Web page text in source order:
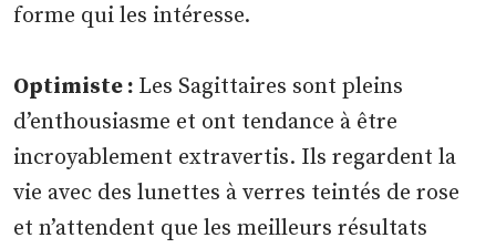
forme qui les intéresse.
Optimiste : Les Sagittaires sont pleins
d’enthousiasme et ont tendance à être
incroyablement extravertis. Ils regardent la
vie avec des lunettes à verres teintés de rose
et n’attendent que les meilleurs résultats